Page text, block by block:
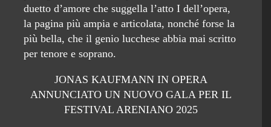
duetto d’amore che suggella l’atto I dell’opera,
la pagina più ampia e articolata, nonché forse la
più bella, che il genio lucchese abbia mai scritto
per tenore e soprano.
JONAS KAUFMANN IN OPERA
ANNUNCIATO UN NUOVO GALA PER IL
FESTIVAL ARENIANO 2025